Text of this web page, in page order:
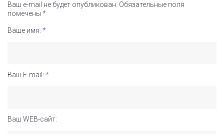
Ваш e-mail не будет опубликован. Обязательные поля
помечены *
Ваше имя: *
Ваш E-mail: *
Ваш WEB-сайт: